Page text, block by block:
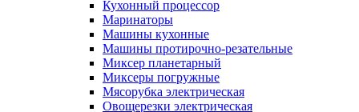
Кухонный процессор
Маринаторы
Машины кухонные
Машины протирочно-резательные
Миксер планетарный
Миксеры погружные
Мясорубка электрическая
Овощерезки электрическая